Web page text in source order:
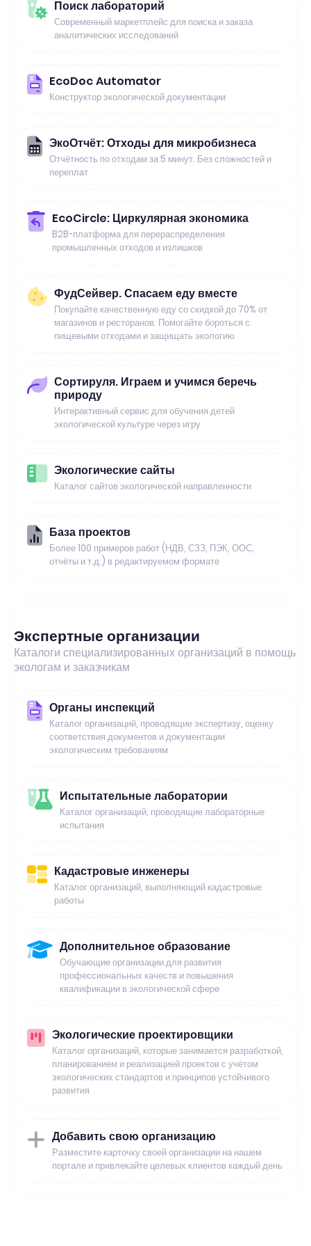
Поиск лабораторий
Современный маркетплейс для поиска и заказа
аналитических исследований
EcoDoc Automator
Конструктор экологической документации
ЭкоОтчёт: Отходы для микробизнеса
Отчётность по отходам за 5 минут. Без сложностей и
переплат
EcoCircle: Циркулярная экономика
B2B-платформа для перераспределения
промышленных отходов и излишков
ФудСейвер. Спасаем еду вместе
Покупайте качественную еду со скидкой до 70% от
магазинов и ресторанов. Помогайте бороться с
пищевыми отходами и защищать экологию
Сортируля. Играем и учимся беречь
природу
Интерактивный сервис для обучения детей
экологической культуре через игру
Экологические сайты
Каталог сайтов экологической направленности
База проектов
Более 100 примеров работ (НДВ, СЗЗ, ПЭК, ООС,
отчёты и т.д.) в редактируемом формате
Экспертные организации
Каталоги специализированных организаций в помощь
экологам и заказчикам
Органы инспекций
Каталог организаций, проводящие экспертизу, оценку
соответствия документов и документации
экологическим требованиям
Испытательные лаборатории
Каталог организаций, проводящие лабораторные
испытания
Кадастровые инженеры
Каталог организаций, выполняющий кадастровые
работы
Дополнительное образование
Обучающие организации для развития
профессиональных качеств и повышения
квалификации в экологической сфере
Экологические проектировщики
Каталог организаций, которые занимается разработкой,
планированием и реализацией проектов с учётом
экологических стандартов и принципов устойчивого
развития
Добавить свою организацию
Разместите карточку своей организации на нашем
портале и привлекайте целевых клиентов каждый день